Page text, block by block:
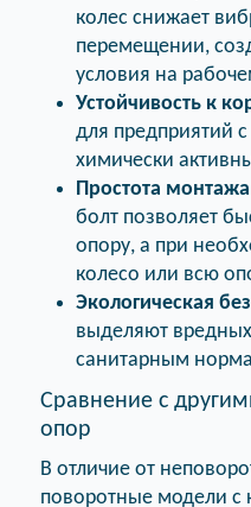
колес снижает
перемещении,
условия на
Устойчивость к
для предприятий
химически
Простота
болт позволяет
опору, а при
колесо или всю
Экологическая
выделяют
санитарным
Сравнение с
опор
В отличие от
поворотные модели с